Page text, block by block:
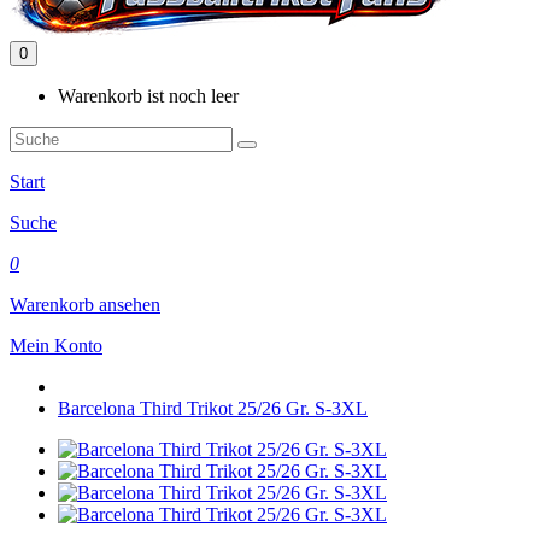
0
Warenkorb ist noch leer
Start
Suche
0
Warenkorb ansehen
Mein Konto
Barcelona Third Trikot 25/26 Gr. S-3XL